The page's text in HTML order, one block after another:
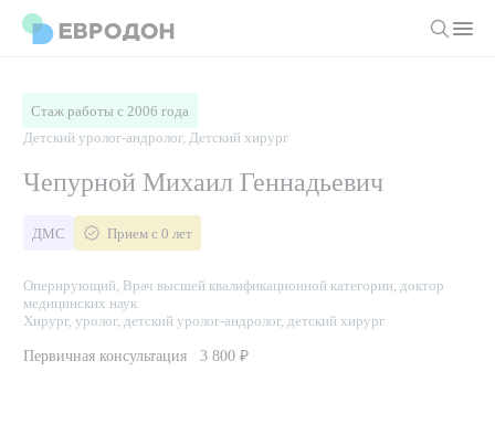
О компании
Статьи
Руководство клиники
Вакансии
Врачам
Врачи
Услуги и цены
Направления
Лабораторная диагностика
Стаж работы с 2006 года
Детский уролог-андролог, Детский хирург
Чепурной Михаил Геннадьевич
ДМС Прием с 0 лет
Оперирующий, Врач высшей квалификационной категории, доктор
медицинских наук
Хирург, уролог, детский уролог-андролог, детский хирург
Первичная консультация 3 800 ₽